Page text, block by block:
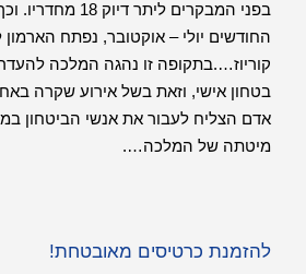
בפני המבקרים ליתר
החודשים יולי – אוקטובר, נפתח הארמון
קוריוז….בתקופה זו נהגה המלכה
בטחון אישי, וזאת בשל אירוע שקרה
אדם הצליח לעבור את אנשי הביטחון
מיטתה של המלכה….
להזמנת כרטיסים מאובטחת!